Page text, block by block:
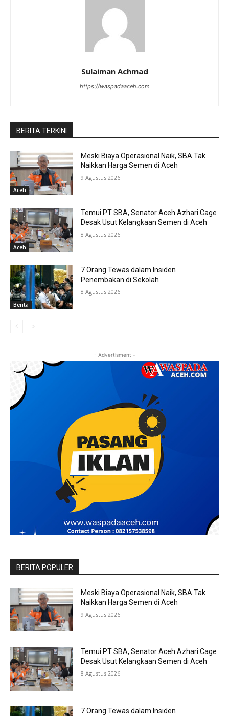
Sulaiman Achmad
https://waspadaaceh.com
BERITA TERKINI
Aceh
Meski Biaya Operasional Naik, SBA Tak
Naikkan Harga Semen di Aceh
9 Agustus 2026
Aceh
Temui PT SBA, Senator Aceh Azhari Cage
Desak Usut Kelangkaan Semen di Aceh
8 Agustus 2026
Berita
7 Orang Tewas dalam Insiden
Penembakan di Sekolah
8 Agustus 2026
- Advertisment -
BERITA POPULER
Meski Biaya Operasional Naik, SBA Tak
Naikkan Harga Semen di Aceh
9 Agustus 2026
Temui PT SBA, Senator Aceh Azhari Cage
Desak Usut Kelangkaan Semen di Aceh
8 Agustus 2026
7 Orang Tewas dalam Insiden